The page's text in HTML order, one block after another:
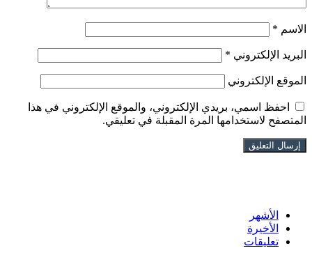
الاسم *
البريد الإلكتروني *
الموقع الإلكتروني
احفظ اسمي، بريدي الإلكتروني، والموقع الإلكتروني في هذا
المتصفح لاستخدامها المرة المقبلة في تعليقي.
الأشهر
الأخيرة
تعليقات